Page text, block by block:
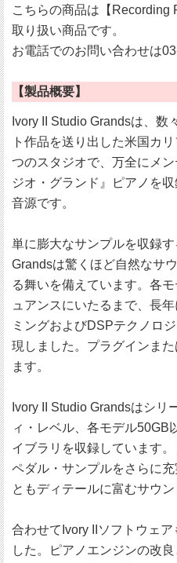
こちらの商品は【Recording
取り扱い商品です。
お電話でのお問い合わせは
【製品概要】
Ivory II Studio Grandsは、数
ト作品を送り出した米国カ
つのスタジオで、万全にメ
ジオ・グランド』ピアノを
音源です。
単に膨大なサンプルを収録
Grandsは驚くほど自然なサ
る舞いを備えています。各
ュアンスにいたるまで、長
ミングおよびDSPテクノロ
現しました。プラグインま
ます。
Ivory II Studio Grandsはシリ
ィ・レベル、各モデル50GB
イブラリを収録しています
ペダル・サンプルをさらに
ともディテールに富むサウン
合わせてIvory IIソフトウェ
した。ピアノエンジンの改